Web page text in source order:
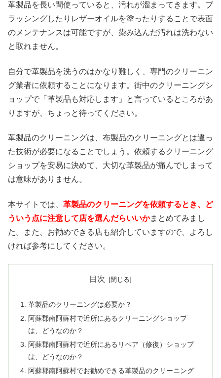
革製品を長い間使っていると、汚れが溜まってきます。ブ
ラッシングしたりレザーオイルを塗ったりすることで表面
のメンテナンスは可能ですが、染み込んだ汚れは洗わない
と取れません。
自分で革製品を洗うのはかなり難しく、専門のクリーニン
グ業者に依頼することになります。街中のクリーニングシ
ョップで「革製品も対応します」と言っているところがあ
りますが、ちょっと待ってください。
革製品のクリーニングは、布製品のクリーニングとは違っ
た技術が必要になることでしょう。依頼するクリーニング
ショップを安易に決めて、大切な革製品が痛んでしまって
は意味がありません。
本サイトでは、 革製品のクリーニングを依頼するとき、ど
ういう点に注意して店を選んだらいいかまとめてみまし
た。また、お勧めできる店も紹介していますので、よろし
ければ参考にしてください。
目次
革製品のクリーニングは必要か？
阿蘇郡南阿蘇村で近所にあるクリーニングショップ
は、どうなのか？
阿蘇郡南阿蘇村で近所にあるリペア（修復）ショップ
は、どうなのか？
阿蘇郡南阿蘇村でお勧めできる革製品のクリーニング